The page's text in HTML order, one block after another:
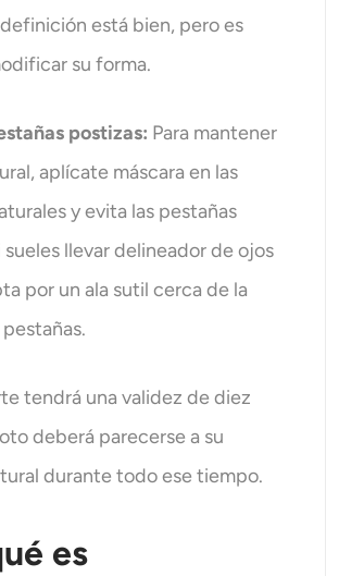
está bien, pero es
su forma.
postizas: Para mantener
aplícate máscara en las
y evita las pestañas
sueles llevar delineador de ojos
por un ala sutil cerca de la
tendrá una validez de diez
deberá parecerse a su
durante todo ese tiempo.
es